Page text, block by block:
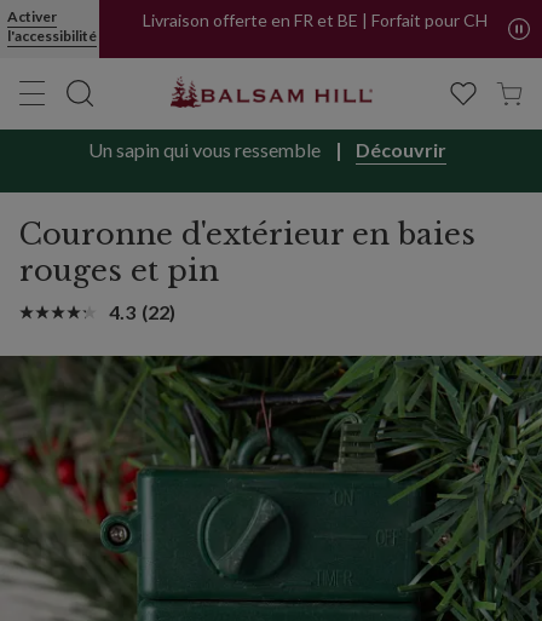
Activer
l'accessibilité
Livraison offerte en FR et BE | Forfait pour CH
Un sapin qui vous ressemble Découvrir
Couronne d'extérieur en baies
rouges et pin
4.3 (22)
Couronne Baies rouges et pin pour l'extérieur | Balsam Hill